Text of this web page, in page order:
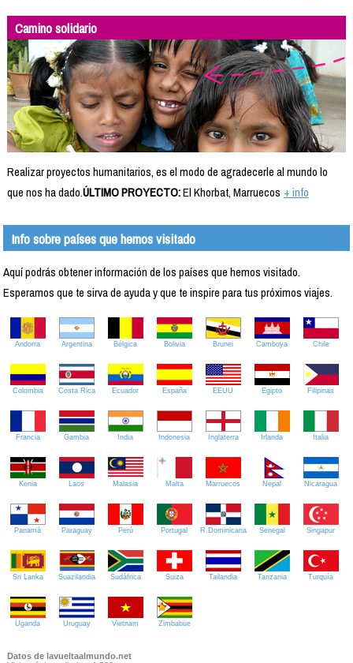
Camino solidario
Realizar proyectos humanitarios, es el modo de agradecerle al mundo lo
que nos ha dado.ÚLTIMO PROYECTO:El Khorbat, Marruecos + info
Info sobre países que hemos visitado
Aquí podrás obtener información de los países que hemos visitado.
Esperamos que te sirva de ayuda y que te inspire para tus próximos viajes.
Andorra Argentina Bélgica Bolivia Brunei Camboya Chile
Colombia Costa Rica Ecuador España EEUU Egipto Filipinas
Francia Gambia India Indonesia Inglaterra Irlanda Italia
Kenia Laos Malasia Malta Marruecos Nepal Nicaragua
Panamá Paraguay Perú Portugal R.Dominicana Senegal Singapur
Sri Lanka Suazilandia Sudáfrica Suiza Tailandia Tanzania Turquía
Uganda Uruguay Vietnam Zimbabue
Datos de lavueltaalmundo.net